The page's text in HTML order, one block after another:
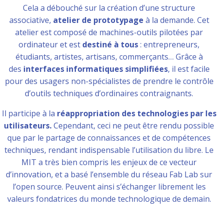
Cela a débouché sur la création d’une structure
associative, atelier de prototypage à la demande. Cet
atelier est composé de machines-outils pilotées par
ordinateur et est destiné à tous: entrepreneurs,
étudiants, artistes, artisans, commerçants… Grâce à
des interfaces informatiques simplifiées, il est facile
pour des usagers non-spécialistes de prendre le contrôle
d’outils techniques d’ordinaires contraignants.
Il participe à la réappropriation des technologies par les
utilisateurs.Cependant, ceci ne peut être rendu possible
que par le partage de connaissances et de compétences
techniques, rendant indispensable l’utilisation du libre. Le
MIT a très bien compris les enjeux de ce vecteur
d’innovation, et a basé l’ensemble du réseau Fab Lab sur
l’open source. Peuvent ainsi s’échanger librement les
valeurs fondatrices du monde technologique de demain.